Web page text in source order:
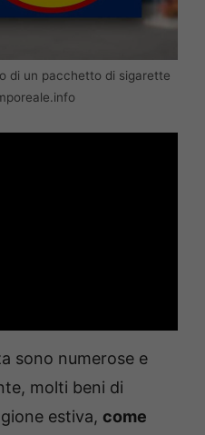
di un pacchetto di sigarette
sono numerose e
molti beni di
estiva, come